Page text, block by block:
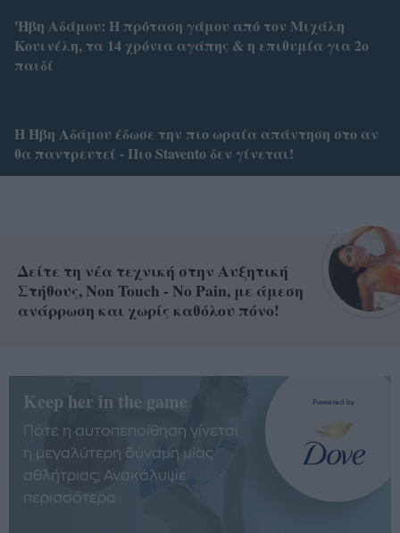
'Ηβη Αδάμου: Η πρόταση γάμου από τον Μιχάλη
Κουινέλη, τα 14 χρόνια αγάπης & η επιθυμία για 2ο
παιδί
Η Ήβη Αδάμου έδωσε την πιο ωραία απάντηση στο αν
θα παντρευτεί - Πιο Stavento δεν γίνεται!
Δείτε τη νέα τεχνική στην Αυξητική
Στήθους, Non Touch - No Pain, με άμεση
ανάρρωση και χωρίς καθόλου πόνο!
Keep her in the game
Πότε η αυτοπεποίθηση γίνεται
η μεγαλύτερη δύναμη μίας
αθλήτριας; Ανακάλυψε
περισσότερα